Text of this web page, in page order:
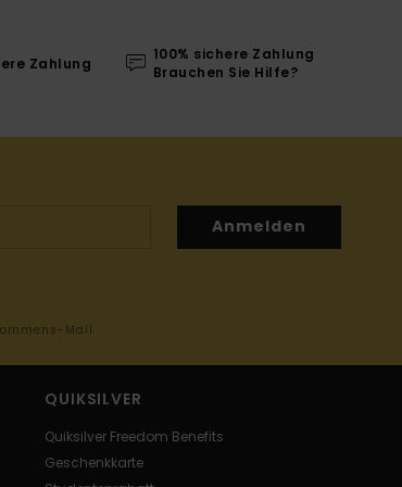
Zahlung
100% sichere Zahlung
Brauchen Sie Hilfe?
Anmelden
Mail
QUIKSILVER
Quiksilver Freedom Benefits
Geschenkkarte